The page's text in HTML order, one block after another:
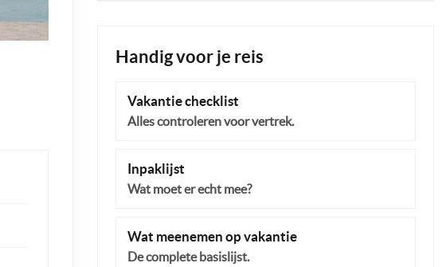
Handig voor je reis
Vakantie checklist
Alles controleren voor vertrek.
Inpaklijst
Wat moet er echt mee?
Wat meenemen op vakantie
De complete basislijst.